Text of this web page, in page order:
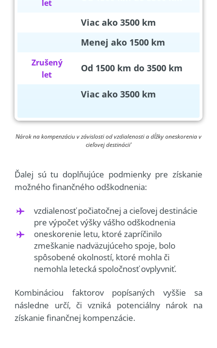
let
Viac ako 3500 km
Menej ako 1500 km
Zrušený
let
Od 1500 km do 3500 km
Viac ako 3500 km
Nárok na kompenzáciu v závislosti od vzdialenosti a dĺžky oneskorenia v
cieľovej destinácii'
Ďalej sú tu doplňujúce podmienky pre získanie
možného finančného odškodnenia:
vzdialenosť počiatočnej a cieľovej destinácie
pre výpočet výšky vášho odškodnenia
oneskorenie letu, ktoré zapríčinilo
zmeškanie nadväzujúceho spoje, bolo
spôsobené okolností, ktoré mohla či
nemohla letecká spoločnosť ovplyvniť.
Kombináciou faktorov popísaných vyššie sa
následne určí, či vzniká potenciálny nárok na
získanie finančnej kompenzácie.